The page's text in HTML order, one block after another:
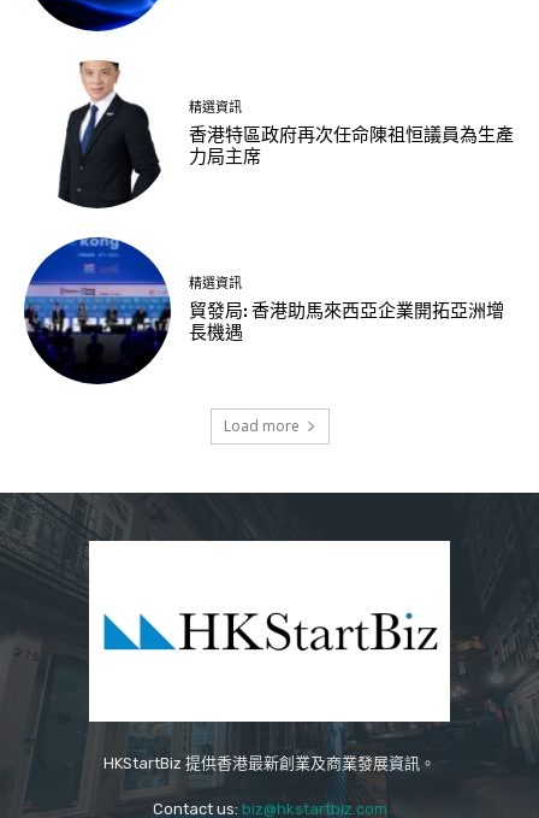
精選資訊
香港特區政府再次任命陳祖恒議員為生產
力局主席
精選資訊
貿發局: 香港助馬來西亞企業開拓亞洲增
長機遇
Load more
HKStartBiz 提供香港最新創業及商業發展資訊。
Contact us: biz@hkstartbiz.com